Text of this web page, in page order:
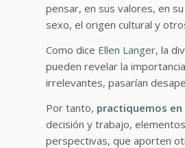
pensar, en sus valores, en
sexo, el origen cultural y
Como dice Ellen Langer, la
pueden revelar la
irrelevantes, pasarían
Por tanto, practiquemos en
decisión y trabajo,
perspectivas, que aporten